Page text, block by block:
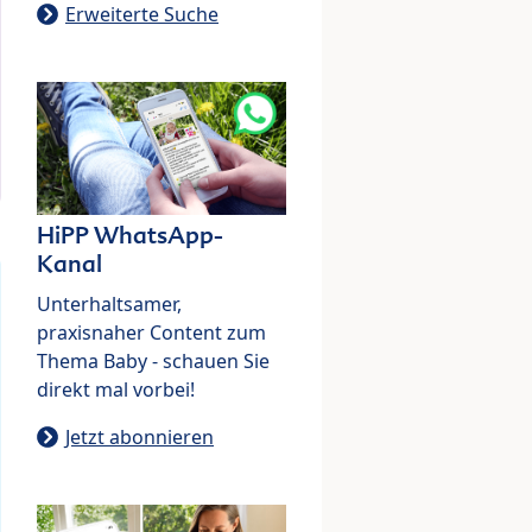
Erweiterte Suche
HiPP WhatsApp-
Kanal
Unterhaltsamer,
praxisnaher Content zum
Thema Baby - schauen Sie
direkt mal vorbei!
Jetzt abonnieren